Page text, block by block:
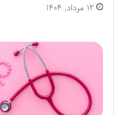
12 مرداد, 1404